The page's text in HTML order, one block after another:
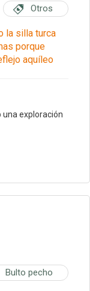
Otros
la silla turca
porque
aquíleo
una exploración
Bulto pecho